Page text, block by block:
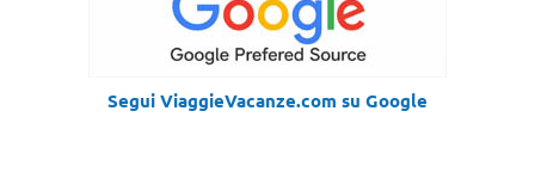
Segui ViaggieVacanze.com su Google